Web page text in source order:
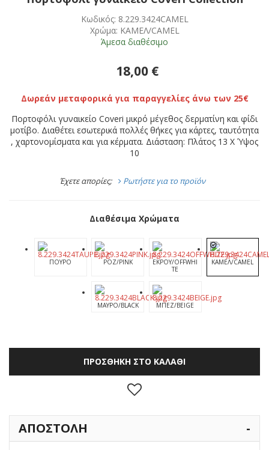
Κωδικός: 8.229.3424CAMEL
Χρώμα: ΚΑΜΕΛ/CAMEL
Άμεσα διαθέσιμο
18,00 €
Δωρεάν μεταφορικά για παραγγελίες άνω των 25€
Πορτοφόλι γυναικείο Coveri μικρό μέγεθος δερματίνη και φίδι
μοτίβο. Διαθέτει εσωτερικά πολλές θήκες για κάρτες, ταυτότητα
, χαρτονομίσματα και για κέρματα. Διάσταση: Πλάτος 13 Χ Ύψος
10
Έχετε απορίες; Ρωτήστε για το προϊόν
Διαθέσιμα Χρώματα
ΠΟΥΡΟ ΡΟΖ/PINK
ΕΚΡΟΥ/OFFWHI
TE
ΚΑΜΕΛ/CAMEL
ΜΑΥΡΟ/BLACK ΜΠΕΖ/BEIGE
ΠΡΟΣΘΗΚΗ ΣΤΟ ΚΑΛΑΘΙ
ΑΠΟΣΤΟΛΗ